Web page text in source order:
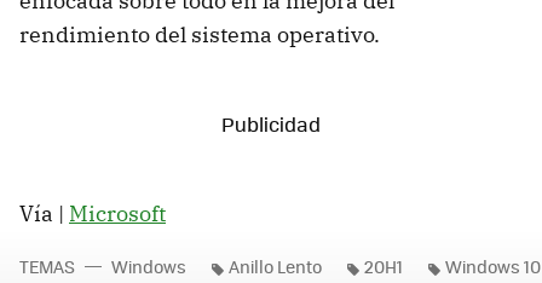
rendimiento del sistema operativo.
Vía | Microsoft
TEMAS Windows Anillo Lento 20H1 Windows 10